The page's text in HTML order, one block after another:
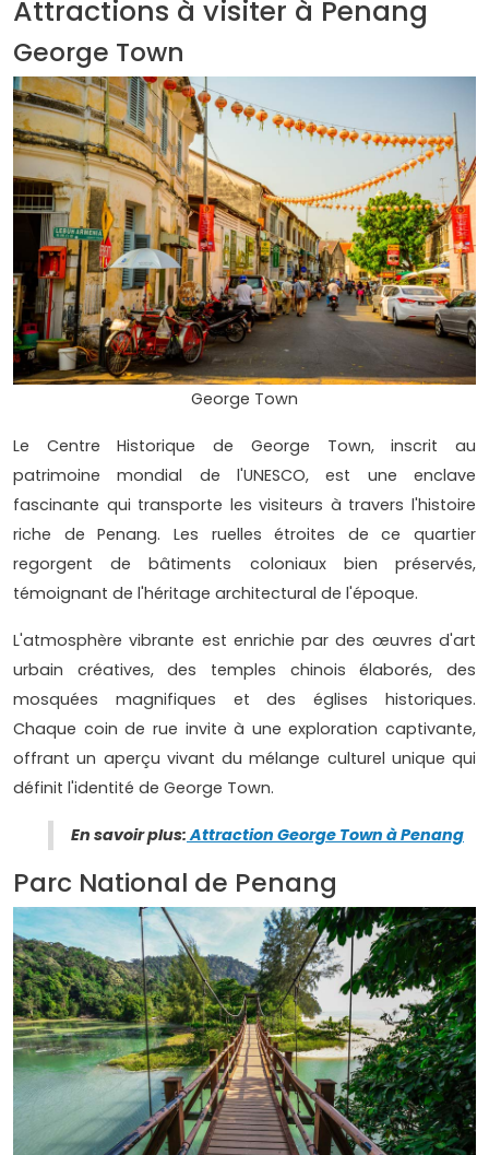
Attractions à visiter à Penang
George Town
George Town
Le Centre Historique de George Town, inscrit au
patrimoine mondial de l'UNESCO, est une enclave
fascinante qui transporte les visiteurs à travers l'histoire
riche de Penang. Les ruelles étroites de ce quartier
regorgent de bâtiments coloniaux bien préservés,
témoignant de l'héritage architectural de l'époque.
L'atmosphère vibrante est enrichie par des œuvres d'art
urbain créatives, des temples chinois élaborés, des
mosquées magnifiques et des églises historiques.
Chaque coin de rue invite à une exploration captivante,
offrant un aperçu vivant du mélange culturel unique qui
définit l'identité de George Town.
En savoir plus:Attraction George Town à Penang
Parc National de Penang